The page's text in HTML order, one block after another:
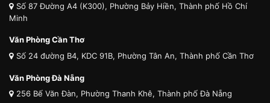
Số 87 Đường A4 (K300), Phường Bảy Hiền, Thành phố Hồ Chí
Minh
Văn Phòng Cần Thơ
Số 24 đường B4, KDC 91B, Phường Tân An, Thành phố Cần Thơ
Văn Phòng Đà Nẵng
256 Bế Văn Đàn, Phường Thanh Khê, Thành phố Đà Nẵng